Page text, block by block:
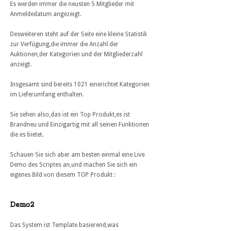
Es werden immer die neusten 5 Mitglieder mit
Anmeldedatum angezeigt.
Desweiteren steht auf der Seite eine kleine Statistik
zur Verfügung,die immer die Anzahl der
Auktionen,der Kategorien und der Mitgliederzahl
anzeigt.
Insgesamt sind bereits 1021 einerichtet Kategorien
im Lieferumfang enthalten.
Sie sehen also,das ist ein Top Produkt,es ist
Brandneu und Einzigartig mit all seinen Funktionen
die es bietet.
Schauen Sie sich aber am besten einmal eine Live
Demo des Scriptes an,und machen Sie sich ein
eigenes Bild von diesem TOP Produkt :
Demo2
Das System ist Template basierend,was